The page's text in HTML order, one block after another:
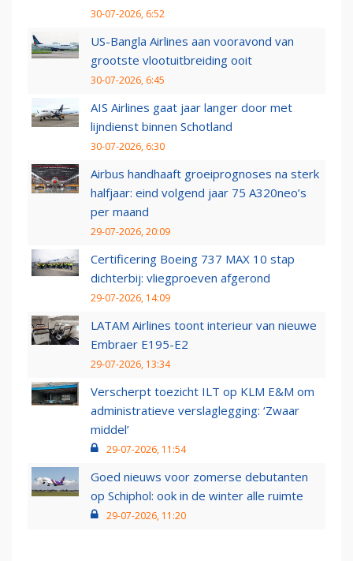
30-07-2026, 6:52
US-Bangla Airlines aan vooravond van
grootste vlootuitbreiding ooit
30-07-2026, 6:45
AIS Airlines gaat jaar langer door met
lijndienst binnen Schotland
30-07-2026, 6:30
Airbus handhaaft groeiprognoses na sterk
halfjaar: eind volgend jaar 75 A320neo’s
per maand
29-07-2026, 20:09
Certificering Boeing 737 MAX 10 stap
dichterbij: vliegproeven afgerond
29-07-2026, 14:09
LATAM Airlines toont interieur van nieuwe
Embraer E195-E2
29-07-2026, 13:34
Verscherpt toezicht ILT op KLM E&M om
administratieve verslaglegging: ‘Zwaar
middel’
29-07-2026, 11:54
Goed nieuws voor zomerse debutanten
op Schiphol: ook in de winter alle ruimte
29-07-2026, 11:20